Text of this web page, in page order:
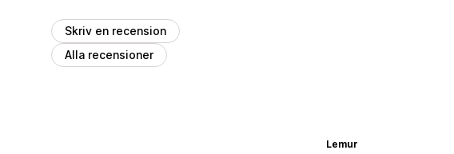
Skriv en recension
Alla recensioner
Lemur